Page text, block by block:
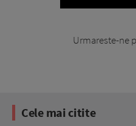
Urmareste-ne
Cele mai citite